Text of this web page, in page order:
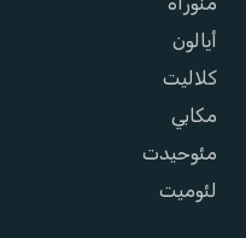
أيالون
كلاليت
مكابي
مئوحيدت
لئوميت